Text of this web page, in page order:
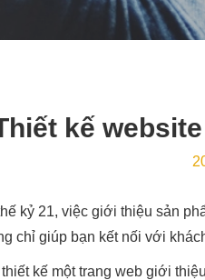
kế
kỷ 21, việc giới thiệu sản
chỉ giúp bạn kết nối với
kế một trang web giới